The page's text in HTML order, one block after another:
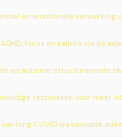
en emotionele verwerking
focus en kalmte via de
en autisme: structurerende
technieken voor meer
long COVID via bewuste